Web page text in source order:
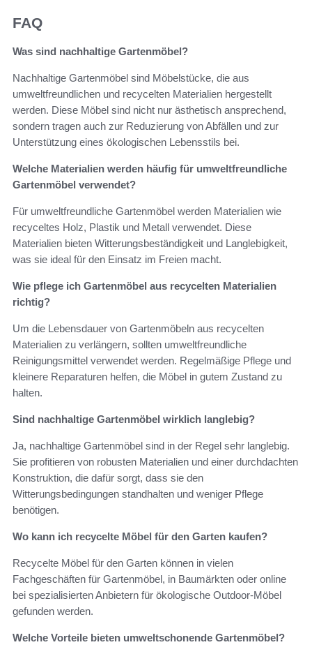
FAQ
Was sind nachhaltige Gartenmöbel?
Nachhaltige Gartenmöbel sind Möbelstücke, die aus
umweltfreundlichen und recycelten Materialien hergestellt
werden. Diese Möbel sind nicht nur ästhetisch ansprechend,
sondern tragen auch zur Reduzierung von Abfällen und zur
Unterstützung eines ökologischen Lebensstils bei.
Welche Materialien werden häufig für umweltfreundliche
Gartenmöbel verwendet?
Für umweltfreundliche Gartenmöbel werden Materialien wie
recyceltes Holz, Plastik und Metall verwendet. Diese
Materialien bieten Witterungsbeständigkeit und Langlebigkeit,
was sie ideal für den Einsatz im Freien macht.
Wie pflege ich Gartenmöbel aus recycelten Materialien
richtig?
Um die Lebensdauer von Gartenmöbeln aus recycelten
Materialien zu verlängern, sollten umweltfreundliche
Reinigungsmittel verwendet werden. Regelmäßige Pflege und
kleinere Reparaturen helfen, die Möbel in gutem Zustand zu
halten.
Sind nachhaltige Gartenmöbel wirklich langlebig?
Ja, nachhaltige Gartenmöbel sind in der Regel sehr langlebig.
Sie profitieren von robusten Materialien und einer durchdachten
Konstruktion, die dafür sorgt, dass sie den
Witterungsbedingungen standhalten und weniger Pflege
benötigen.
Wo kann ich recycelte Möbel für den Garten kaufen?
Recycelte Möbel für den Garten können in vielen
Fachgeschäften für Gartenmöbel, in Baumärkten oder online
bei spezialisierten Anbietern für ökologische Outdoor-Möbel
gefunden werden.
Welche Vorteile bieten umweltschonende Gartenmöbel?